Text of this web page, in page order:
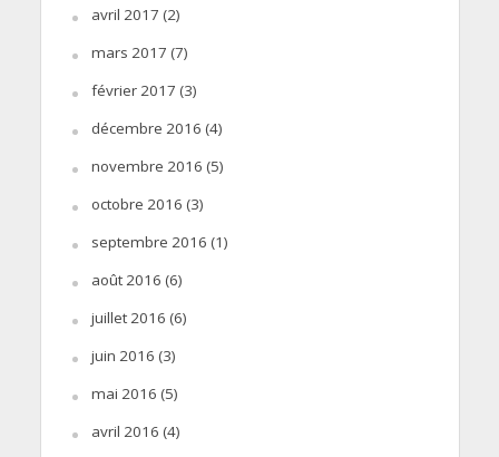
avril 2017 (2)
mars 2017 (7)
février 2017 (3)
décembre 2016 (4)
novembre 2016 (5)
octobre 2016 (3)
septembre 2016 (1)
août 2016 (6)
juillet 2016 (6)
juin 2016 (3)
mai 2016 (5)
avril 2016 (4)